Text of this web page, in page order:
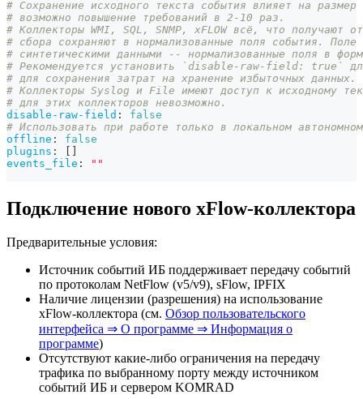
# Сохранение исходного текста события влияет на
# возможно повышение требований в 2-10 раз.
# Коллекторы WMI, SQL, SNMP, xFLOW всё, что получают
# сбора сохраняют в нормализованные поля события. Поле
# синтетическими данными -- нормализованные поля в
# Рекомендуется установить `disable-raw-field: true` для
# для сохранения затрат на хранение избыточных данных.
# Коллекторы Syslog и File имеют доступ к исходному
# для этих коллекторов невозможно.
disable-raw-field :
false
# Использовать при работе только в локальном
offline :
false
plugins : [ ]
events_file : ""
Подключение нового xFlow-коллектора
Предварительные условия:
Источник событий ИБ поддерживает передачу событий
по протоколам NetFlow (v5/v9), sFlow, IPFIX
Наличие лицензии (разрешения) на использование
xFlow-коллектора (см. Обзор пользовательского
интерфейса ⇒ О программе ⇒ Информация о
программе)
Отсутствуют какие-либо ограничения на передачу
трафика по выбранному порту между источником
событий ИБ и сервером KOMRAD